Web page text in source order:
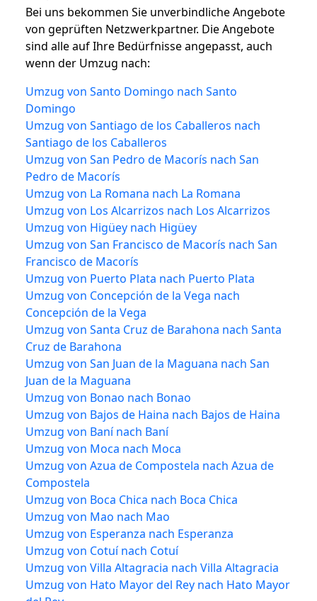
Bei uns bekommen Sie unverbindliche Angebote
von geprüften Netzwerkpartner. Die Angebote
sind alle auf Ihre Bedürfnisse angepasst, auch
wenn der Umzug nach:
Umzug von Santo Domingo nach Santo
Domingo
Umzug von Santiago de los Caballeros nach
Santiago de los Caballeros
Umzug von San Pedro de Macorís nach San
Pedro de Macorís
Umzug von La Romana nach La Romana
Umzug von Los Alcarrizos nach Los Alcarrizos
Umzug von Higüey nach Higüey
Umzug von San Francisco de Macorís nach San
Francisco de Macorís
Umzug von Puerto Plata nach Puerto Plata
Umzug von Concepción de la Vega nach
Concepción de la Vega
Umzug von Santa Cruz de Barahona nach Santa
Cruz de Barahona
Umzug von San Juan de la Maguana nach San
Juan de la Maguana
Umzug von Bonao nach Bonao
Umzug von Bajos de Haina nach Bajos de Haina
Umzug von Baní nach Baní
Umzug von Moca nach Moca
Umzug von Azua de Compostela nach Azua de
Compostela
Umzug von Boca Chica nach Boca Chica
Umzug von Mao nach Mao
Umzug von Esperanza nach Esperanza
Umzug von Cotuí nach Cotuí
Umzug von Villa Altagracia nach Villa Altagracia
Umzug von Hato Mayor del Rey nach Hato Mayor